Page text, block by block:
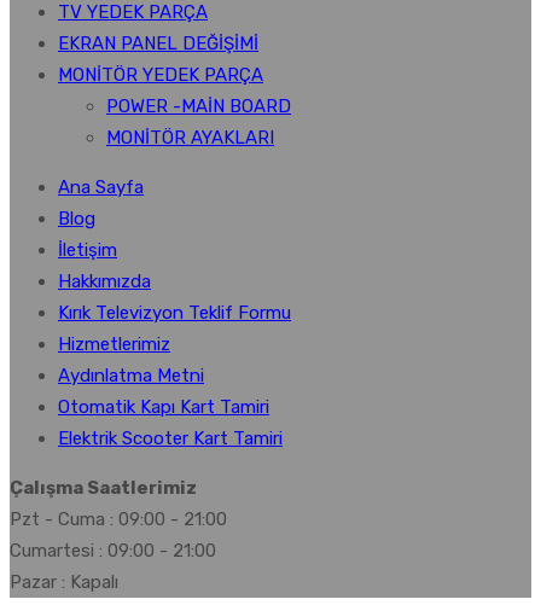
TV YEDEK PARÇA
EKRAN PANEL DEĞİŞİMİ
MONİTÖR YEDEK PARÇA
POWER -MAİN BOARD
MONİTÖR AYAKLARI
Ana Sayfa
Blog
İletişim
Hakkımızda
Kırık Televizyon Teklif Formu
Hizmetlerimiz
Aydınlatma Metni
Otomatik Kapı Kart Tamiri
Elektrik Scooter Kart Tamiri
Çalışma Saatlerimiz
Pzt - Cuma : 09:00 - 21:00
Cumartesi : 09:00 - 21:00
Pazar : Kapalı